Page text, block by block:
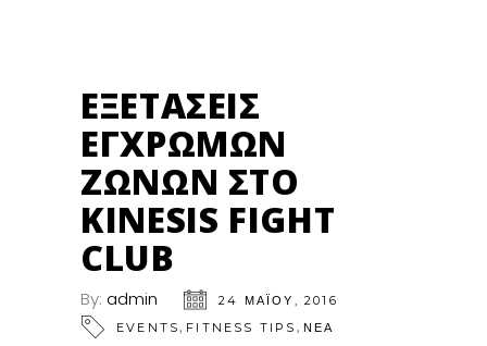
ΕΞΕΤΆΣΕΙΣ
ΈΓΧΡΩΜΩΝ
ΖΩΝΏΝ ΣΤΟ
KINESIS FIGHT
CLUB
By: admin
24 ΜΑΪ́ΟΥ, 2016
EVENTS, FITNESS TIPS , ΝΕΑ